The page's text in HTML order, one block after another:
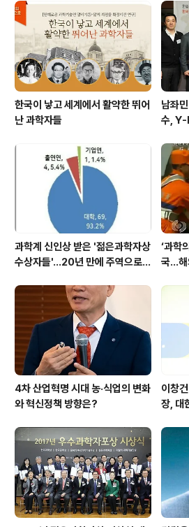
라노스틱스(진단치료) 실현을 위해 연구하는 세계
자 및 과학자 20인이 대거 참여하여, 국내외 연구
테라노스틱스 기술을 공유하고 미래에 대한 비전을
한국이 낳고 세계에서 활약한 뛰어
난 과학자들
남좌
수, Y-
과학계 신인상 받은 '젊은과학자상
수상자들'…20년 만에 주역으로
‘과학
국…해
4차 산업혁명 시대 농·식업의 변화
와 혁신정책 방향은?
이창
장, 대